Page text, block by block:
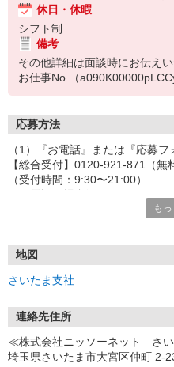
休日・休暇
シフト制
備考
その他詳細は面談時にお伝えい
お仕事No.（
応募方法
（1）『お電話』または『応募
【総合受付】0120-921-871（無
（受付時間：9:30〜21:00）
「e-aidemを見て」とお伝えい
◎応募フォームからのご応募は
（2）面談・登録の実施
ご都合のよいお日にちをお聞かせ
↓
（3）選考・お仕事のご案内
↓
も
地図
さいたま支社
連絡先住所
≪株式会社ニッソーネット さ
埼玉県さいたま市大宮区仲町 2-